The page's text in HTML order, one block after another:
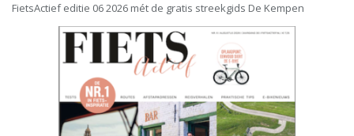
FietsActief editie 06 2026 mét de gratis streekgids De Kempen